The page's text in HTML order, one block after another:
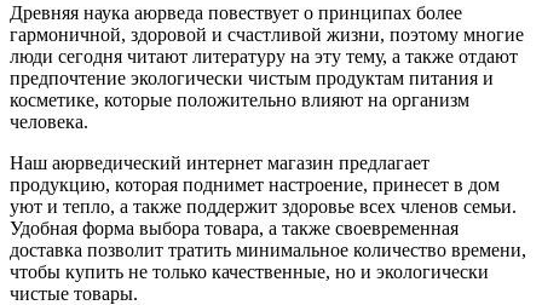
Древняя наука аюрведа повествует о принципах более
гармоничной, здоровой и счастливой жизни, поэтому многие
люди сегодня читают литературу на эту тему, а также отдают
предпочтение экологически чистым продуктам питания и
косметике, которые положительно влияют на организм
человека.
Наш аюрведический интернет магазин предлагает
продукцию, которая поднимет настроение, принесет в дом
уют и тепло, а также поддержит здоровье всех членов семьи.
Удобная форма выбора товара, а также своевременная
доставка позволит тратить минимальное количество времени,
чтобы купить не только качественные, но и экологически
чистые товары.